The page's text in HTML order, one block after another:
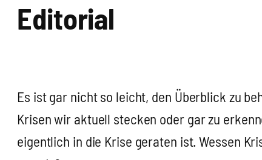
Edi­to­ri­al
Es ist gar nicht so leicht, den Über­blick zu
Kri­sen wir aktu­ell ste­cken oder gar zu
eigent­lich in die Kri­se gera­ten ist. Wes­sen